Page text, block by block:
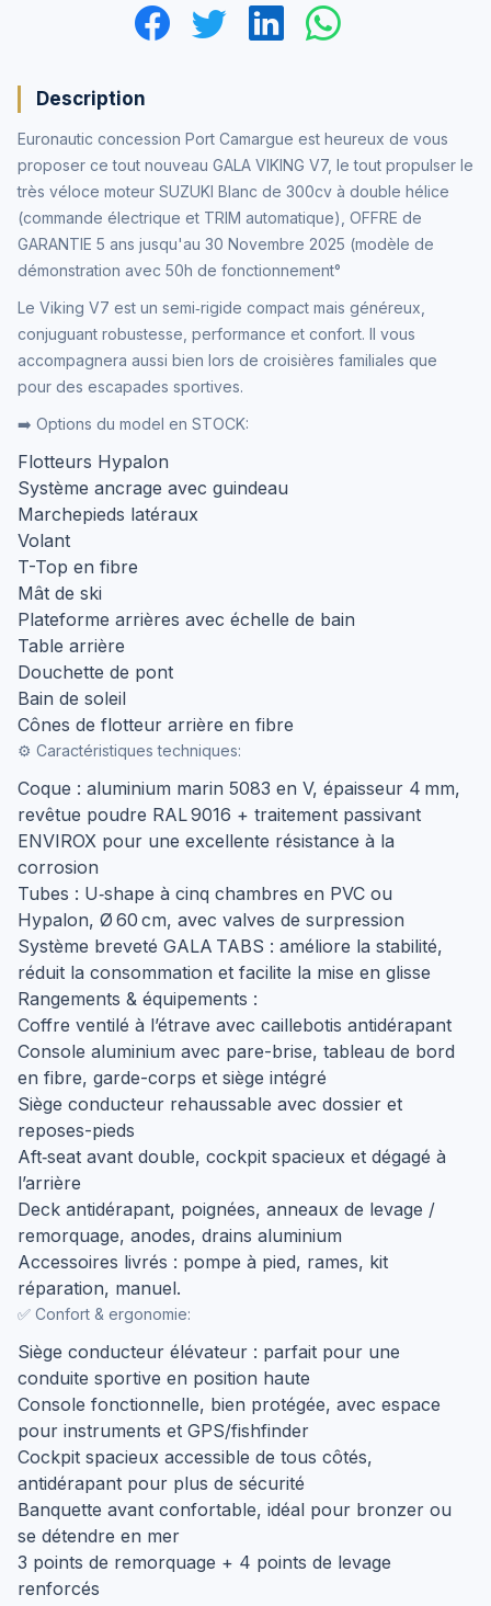
Description
Euronautic concession Port Camargue est heureux de vous
proposer ce tout nouveau GALA VIKING V7, le tout propulser le
très véloce moteur SUZUKI Blanc de 300cv à double hélice
(commande électrique et TRIM automatique), OFFRE de
GARANTIE 5 ans jusqu'au 30 Novembre 2025 (modèle de
démonstration avec 50h de fonctionnement°
Le Viking V7 est un semi‑rigide compact mais généreux,
conjuguant robustesse, performance et confort. Il vous
accompagnera aussi bien lors de croisières familiales que
pour des escapades sportives.
➡️ Options du model en STOCK:
Flotteurs Hypalon
Système ancrage avec guindeau
Marchepieds latéraux
Volant
T-Top en fibre
Mât de ski
Plateforme arrières avec échelle de bain
Table arrière
Douchette de pont
Bain de soleil
Cônes de flotteur arrière en fibre
⚙️ Caractéristiques techniques:
Coque : aluminium marin 5083 en V, épaisseur 4 mm,
revêtue poudre RAL 9016 + traitement passivant
ENVIROX pour une excellente résistance à la
corrosion
Tubes : U‑shape à cinq chambres en PVC ou
Hypalon, Ø 60 cm, avec valves de surpression
Système breveté GALA TABS : améliore la stabilité,
réduit la consommation et facilite la mise en glisse
Rangements & équipements :
Coffre ventilé à l’étrave avec caillebotis antidérapant
Console aluminium avec pare-brise, tableau de bord
en fibre, garde-corps et siège intégré
Siège conducteur rehaussable avec dossier et
reposes-pieds
Aft‑seat avant double, cockpit spacieux et dégagé à
l’arrière
Deck antidérapant, poignées, anneaux de levage /
remorquage, anodes, drains aluminium
Accessoires livrés : pompe à pied, rames, kit
réparation, manuel.
✅ Confort & ergonomie:
Siège conducteur élévateur : parfait pour une
conduite sportive en position haute
Console fonctionnelle, bien protégée, avec espace
pour instruments et GPS/fishfinder
Cockpit spacieux accessible de tous côtés,
antidérapant pour plus de sécurité
Banquette avant confortable, idéal pour bronzer ou
se détendre en mer
3 points de remorquage + 4 points de levage
renforcés